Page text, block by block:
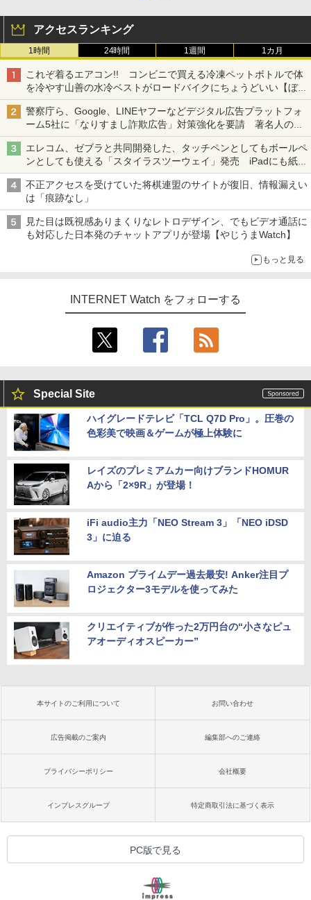
アクセスランキング
1時間 24時間 1週間 1カ月
これぞ着るエアコン!! コンビニで買える冷凍ペットボトルで体
を冷やす山善の水冷ベストがロードバイクにちょうどいい【ぼっ
ち・ざ・ろーど！その14】【空いた時間でなにしてる？】
警察庁ら、Google、LINEヤフーなどデジタル広告プラットフォ
ーム5社に「なりすまし詐欺広告」対策強化を要請 著名人の写
真や映像を使った投資詐欺などへの対策として
エレコム、ゼブラと共同開発した、タッチペンとしてもボールペ
ンとしても使える「スタイラスツーウェイ」発売 iPadにも紙に
も、持ち替えずに書き込める
不正アクセスを受けていた将棋連盟のサイトが復旧、情報漏えい
は「痕跡なし」
見た目は既視感ありまくりなレトロデザイン、でもビデオ通話に
も対応した日本発のチャットアプリが登場【やじうまWatch】
もっと見る
INTERNET Watch をフォローする
Special Site
ハイグレードテレビ「TCL Q7D Pro」。圧巻の
色彩美で映画＆ゲームが極上体験に
レイズのプレミアムカー向けブランドHOMUR
Aから「2×9R」が登場！
iFi audio主力「NEO Stream 3」「NEO iDSD
3」に迫る
Amazon プライムデー過去最安! Anker注目プ
ロジェクター3モデルを使ってみた
クリエイティブが作った2万円台の“小さなピュ
アオーディオスピーカー”
本サイトのご利用について お問い合わせ
広告掲載のご案内 編集部へのご連絡
プライバシーポリシー 会社概要
インプレスグループ 特定商取引法に基づく表示
PC版で見る